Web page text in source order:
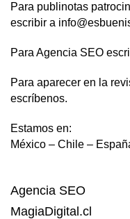
Para publinotas
escribir a
Para Agencia SEO
Para aparecer en la
escríbenos.
Estamos en:
México – Chile –
Agencia SEO
MagiaDigital.cl